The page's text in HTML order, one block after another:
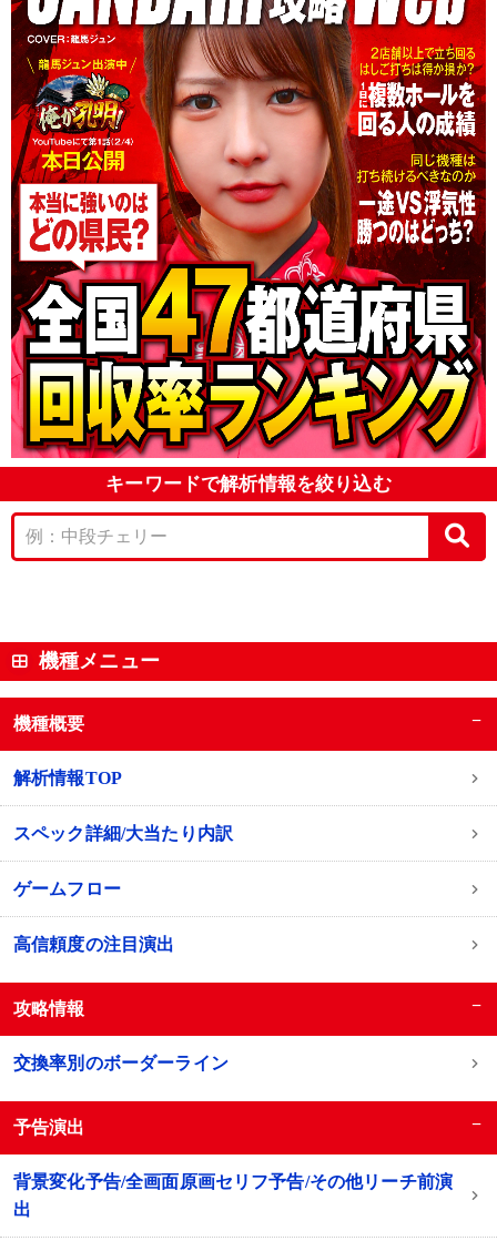
キーワードで解析情報を絞り込む
機種メニュー
機種概要 −
解析情報TOP
スペック詳細/大当たり内訳
ゲームフロー
高信頼度の注目演出
攻略情報 −
交換率別のボーダーライン
予告演出 −
背景変化予告/全画面原画セリフ予告/その他リーチ前演
出